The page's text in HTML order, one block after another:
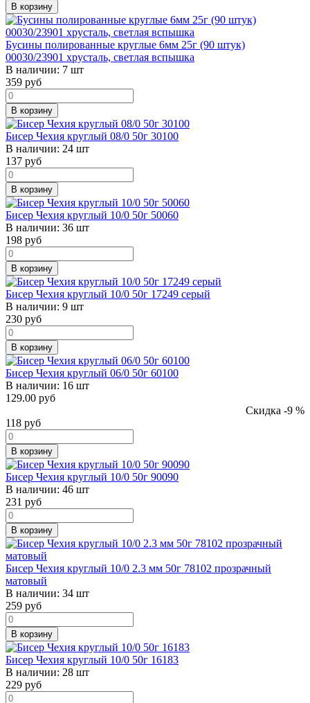
В корзину
Бусины полированные круглые 6мм 25г (90 штук)
00030/23901 хрусталь, светлая вспышка
В наличии: 7 шт
359 руб
В корзину
Бисер Чехия круглый 08/0 50г 30100
В наличии: 24 шт
137 руб
В корзину
Бисер Чехия круглый 10/0 50г 50060
В наличии: 36 шт
198 руб
В корзину
Бисер Чехия круглый 10/0 50г 17249 серый
В наличии: 9 шт
230 руб
В корзину
Бисер Чехия круглый 06/0 50г 60100
В наличии: 16 шт
129.00 руб
Скидка -9 %
118 руб
В корзину
Бисер Чехия круглый 10/0 50г 90090
В наличии: 46 шт
231 руб
В корзину
Бисер Чехия круглый 10/0 2.3 мм 50г 78102 прозрачный
матовый
В наличии: 34 шт
259 руб
В корзину
Бисер Чехия круглый 10/0 50г 16183
В наличии: 28 шт
229 руб